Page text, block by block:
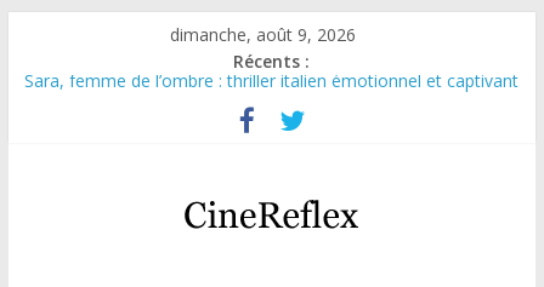
dimanche, août 9, 2026
Récents :
Sara, femme de l’ombre : thriller italien émotionnel et captivant
Journal d’une fille larguée : nouvelle série suédoise sur Netflix
Aema : mini-série sur le tournage d’un film érotique devenu
Olympo, saison 1 : nouvelle série qui séduira les fans de